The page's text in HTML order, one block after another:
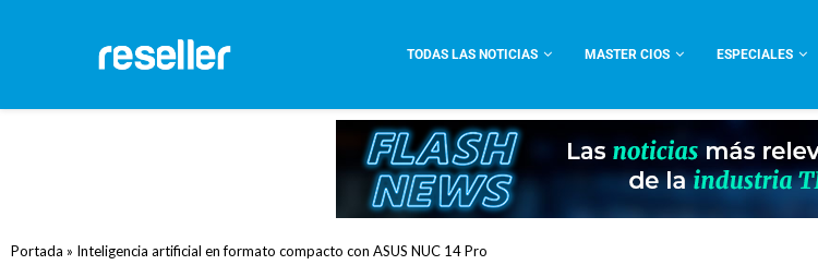
TODAS LAS NOTICIAS MASTER CIOS ESPECIALES
Portada » Inteligencia artificial en formato compacto con ASUS NUC 14 Pro